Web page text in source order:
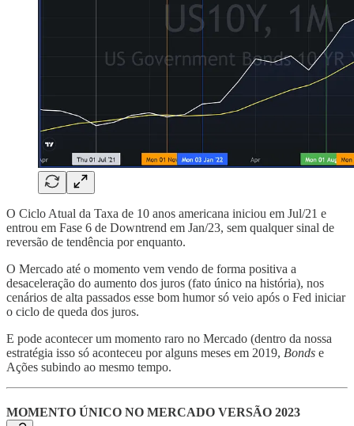
O Ciclo Atual da Taxa de 10 anos americana iniciou em Jul/21 e
entrou em Fase 6 de Downtrend em Jan/23, sem qualquer sinal de
reversão de tendência por enquanto.
O Mercado até o momento vem vendo de forma positiva a
desaceleração do aumento dos juros (fato único na história), nos
cenários de alta passados esse bom humor só veio após o Fed iniciar
o ciclo de queda dos juros.
E pode acontecer um momento raro no Mercado (dentro da nossa
estratégia isso só aconteceu por alguns meses em 2019, Bonds e
Ações subindo ao mesmo tempo.
MOMENTO ÚNICO NO MERCADO VERSÃO 2023